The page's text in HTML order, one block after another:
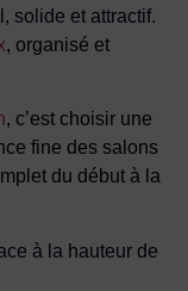
solide et attractif.
, organisé et
, c’est choisir une
fine des salons
du début à la
à la hauteur de